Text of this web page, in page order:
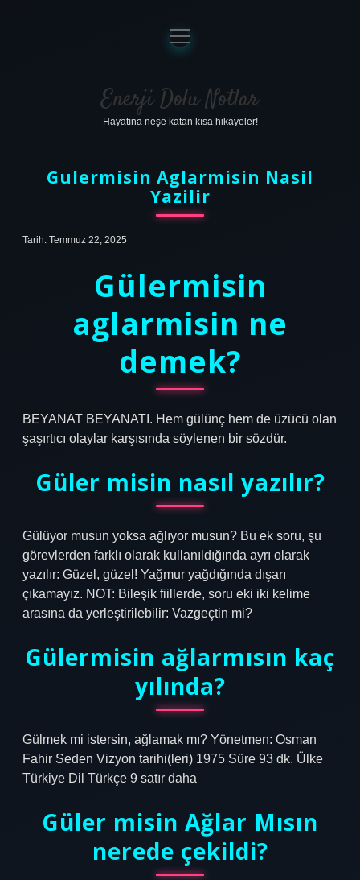
Anasayfa
Gizlilik Politikası
Yasal Uyarı
menüyü
aç
Enerji Dolu Notlar
Hayatına neşe katan kısa hikayeler!
Gulermisin Aglarmisin Nasil
Yazilir
Tarih: Temmuz 22, 2025
Gülermisin
aglarmisin ne
demek?
BEYANAT BEYANATI. Hem gülünç hem de üzücü olan
şaşırtıcı olaylar karşısında söylenen bir sözdür.
Güler misin nasıl yazılır?
Gülüyor musun yoksa ağlıyor musun? Bu ek soru, şu
görevlerden farklı olarak kullanıldığında ayrı olarak
yazılır: Güzel, güzel! Yağmur yağdığında dışarı
çıkamayız. NOT: Bileşik fiillerde, soru eki iki kelime
arasına da yerleştirilebilir: Vazgeçtin mi?
Gülermisin ağlarmısın kaç
yılında?
Gülmek mi istersin, ağlamak mı? Yönetmen: Osman
Fahir Seden Vizyon tarihi(leri) 1975 Süre 93 dk. Ülke
Türkiye Dil Türkçe 9 satır daha
Güler misin Ağlar Mısın
nerede çekildi?